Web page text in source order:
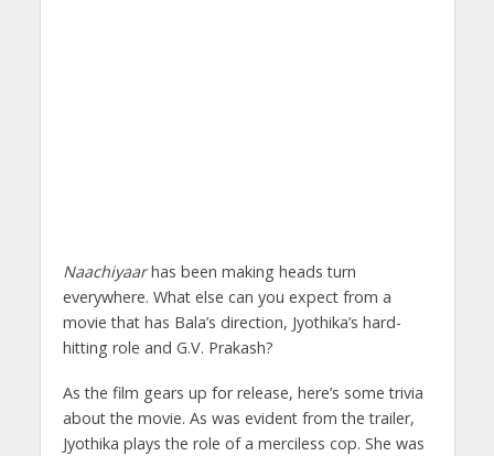
Naachiyaarhas been making heads turn
everywhere. What else can you expect from a
movie that has Bala’s direction, Jyothika’s hard-
hitting role and G.V. Prakash?
As the film gears up for release, here’s some trivia
about the movie. As was evident from the trailer,
Jyothika plays the role of a merciless cop. She was